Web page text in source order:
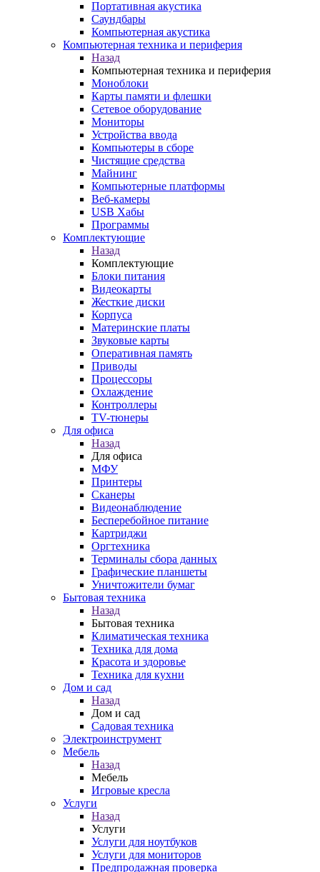
Портативная акустика
Саундбары
Компьютерная акустика
Компьютерная техника и периферия
Назад
Компьютерная техника и периферия
Моноблоки
Карты памяти и флешки
Сетевое оборудование
Мониторы
Устройства ввода
Компьютеры в сборе
Чистящие средства
Майнинг
Компьютерные платформы
Веб-камеры
USB Хабы
Программы
Комплектующие
Назад
Комплектующие
Блоки питания
Видеокарты
Жесткие диски
Корпуса
Материнские платы
Звуковые карты
Оперативная память
Приводы
Процессоры
Охлаждение
Контроллеры
TV-тюнеры
Для офиса
Назад
Для офиса
МФУ
Принтеры
Сканеры
Видеонаблюдение
Бесперебойное питание
Картриджи
Оргтехника
Терминалы сбора данных
Графические планшеты
Уничтожители бумаг
Бытовая техника
Назад
Бытовая техника
Климатическая техника
Техника для дома
Красота и здоровье
Техника для кухни
Дом и сад
Назад
Дом и сад
Садовая техника
Электроинструмент
Мебель
Назад
Мебель
Игровые кресла
Услуги
Назад
Услуги
Услуги для ноутбуков
Услуги для мониторов
Предпродажная проверка